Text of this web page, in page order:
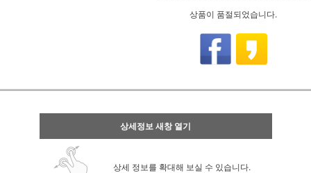
상품이 품절되었습니다.
상세정보 새창 열기
상세 정보를 확대해 보실 수 있습니다.